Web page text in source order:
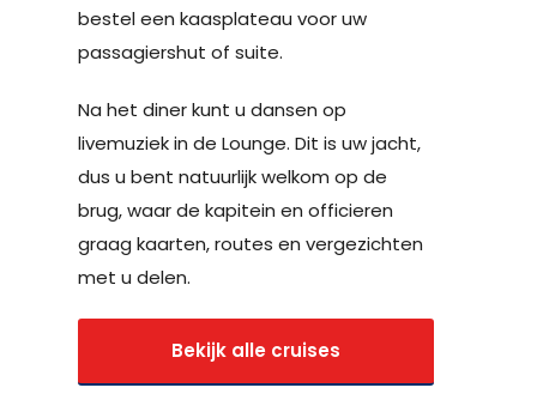
bestel een kaasplateau voor uw
passagiershut of suite.
Na het diner kunt u dansen op
livemuziek in de Lounge. Dit is uw jacht,
dus u bent natuurlijk welkom op de
brug, waar de kapitein en officieren
graag kaarten, routes en vergezichten
met u delen.
Bekijk alle cruises